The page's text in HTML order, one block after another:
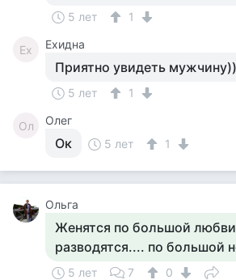
5 лет 1
Ех Ехидна
Приятно увидеть
5 лет 1
Ол Олег
Ок 5 лет 1
Ольга
Женятся по большой
разводятся.... по большой
5 лет 7 0